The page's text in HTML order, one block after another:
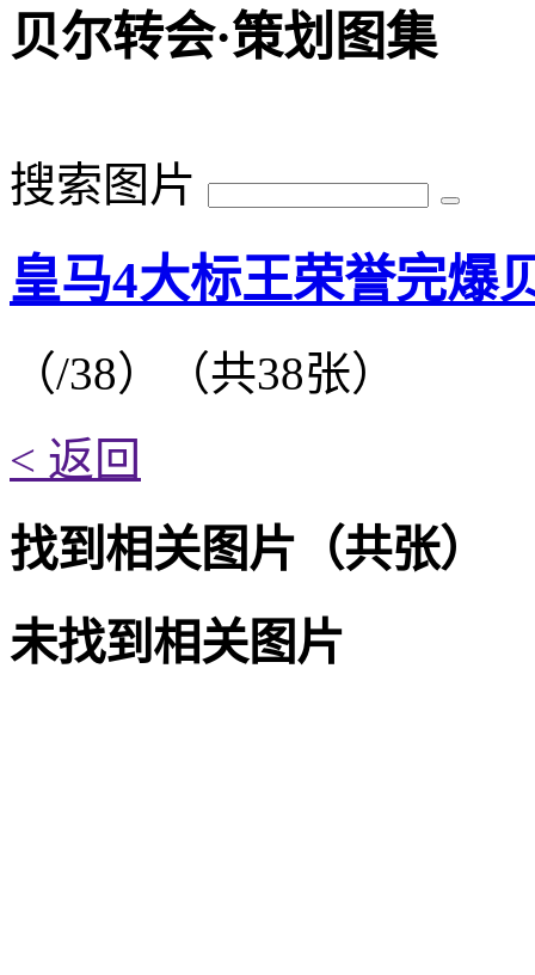
贝尔转会·策划图集
搜索图片
皇马4大标王荣誉完爆
（/38） （共38张）
< 返回
找到相关图片 （共张）
未找到相关图片